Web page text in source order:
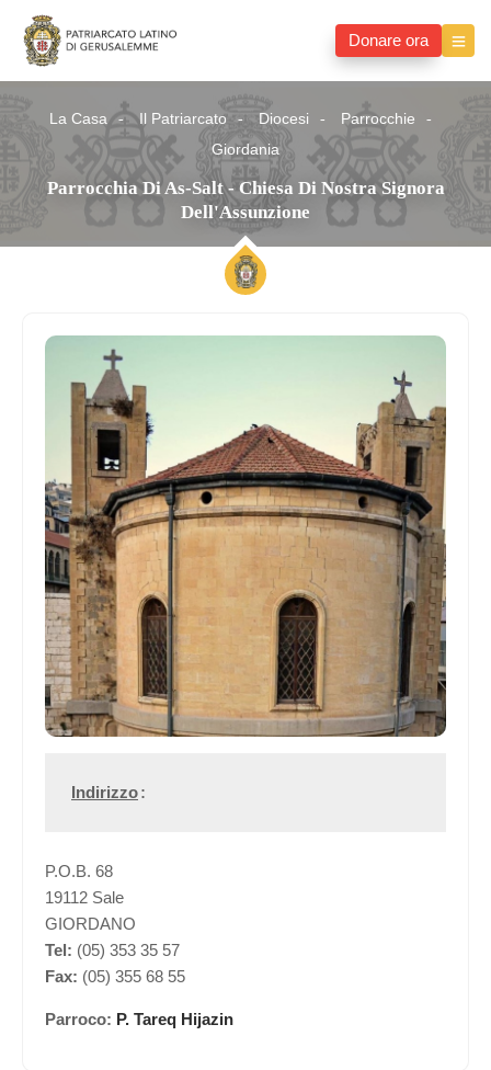
Donare ora
La Casa Il Patriarcato Diocesi
Parrocchie
Giordania
Parrocchia Di As-Salt - Chiesa Di Nostra Signora
Dell'Assunzione
Indirizzo:
P.O.B. 68
19112 Sale
GIORDANO
Tel:(05) 353 35 57
Fax:(05) 355 68 55
Parroco:P. Tareq Hijazin